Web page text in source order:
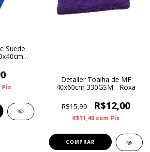
Suede
Pix
Detailer Toalha de MF
40x60cm 330GSM - Roxa
R$15,90 R$12,00
R$11,40 com Pix